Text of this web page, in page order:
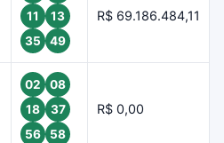
11
13
35
49
R$ 69.186.484,11
02
08
18
37
56
58
R$ 0,00